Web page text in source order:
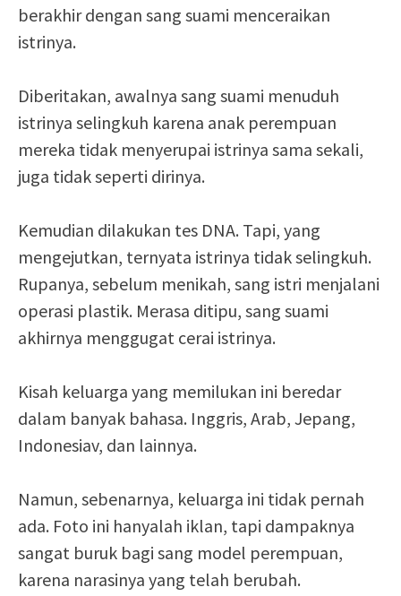
berakhir dengan sang suami menceraikan
istrinya.
Diberitakan, awalnya sang suami menuduh
istrinya selingkuh karena anak perempuan
mereka tidak menyerupai istrinya sama sekali,
juga tidak seperti dirinya.
Kemudian dilakukan tes DNA. Tapi, yang
mengejutkan, ternyata istrinya tidak selingkuh.
Rupanya, sebelum menikah, sang istri menjalani
operasi plastik. Merasa ditipu, sang suami
akhirnya menggugat cerai istrinya.
Kisah keluarga yang memilukan ini beredar
dalam banyak bahasa. Inggris, Arab, Jepang,
Indonesiav, dan lainnya.
Namun, sebenarnya, keluarga ini tidak pernah
ada. Foto ini hanyalah iklan, tapi dampaknya
sangat buruk bagi sang model perempuan,
karena narasinya yang telah berubah.